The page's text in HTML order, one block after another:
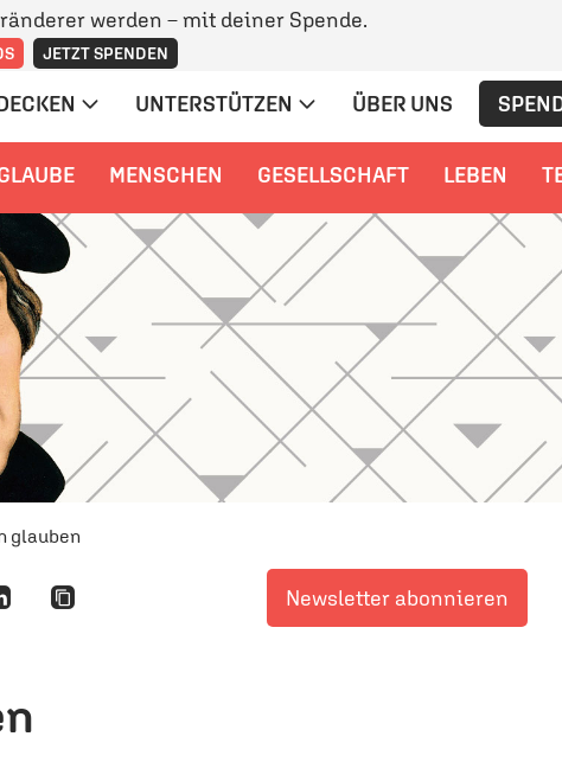
werden – mit deiner Spende.
JETZT SPENDEN
UNTERSTÜTZEN ÜBER UNS
MENSCHEN GESELLSCHAFT LEBEN
glauben
Newsletter abonnieren